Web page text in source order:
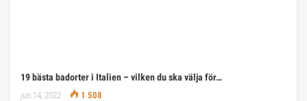
19 bästa badorter i Italien – vilken du ska välja för…
jun 14, 2022 1 508